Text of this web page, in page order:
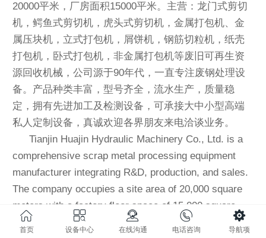
20000平米，厂房面积15000平米。主营：龙门式剪切
机，鳄鱼式剪切机，虎头式剪切机，金属打包机、金
属压块机，立式打包机，屑饼机，钢筋切粒机，纸壳
打包机，卧式打包机，非金属打包机等废旧可再生资
源回收机械，公司源于90年代，一直专注废钢处理设
备。产品种类丰富，型号齐全，流水生产，质量稳
定，拥有先进加工及检测设备，可承接大中小型高端
私人定制设备，真诚欢迎各界朋友来电洽谈业务。
Tianjin Huajin Hydraulic Machinery Co., Ltd. is a
comprehensive scrap metal processing equipment
manufacturer integrating R&D, production, and sales.
The company occupies a site area of 20,000 square
meters with a factory floor space of 15,000 square
meters. Main Products: Gantry Shears, Alligator
首页 设备中心 在线沟通 电话咨询 导航项